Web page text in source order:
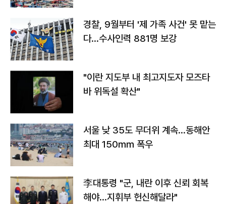
경찰, 9월부터 '제 가족 사건' 못 맡는
다…수사인력 881명 보강
"이란 지도부 내 최고지도자 모즈타
바 위독설 확산"
서울 낮 35도 무더위 계속…동해안
최대 150㎜ 폭우
李대통령 "군, 내란 이후 신뢰 회복
해야…지휘부 헌신해달라"